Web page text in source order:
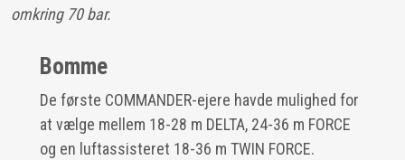
omkring 70 bar.
Bomme
De første COMMANDER-ejere havde mulighed for
at vælge mellem 18-28 m DELTA, 24-36 m FORCE
og en luftassisteret 18-36 m TWIN FORCE.